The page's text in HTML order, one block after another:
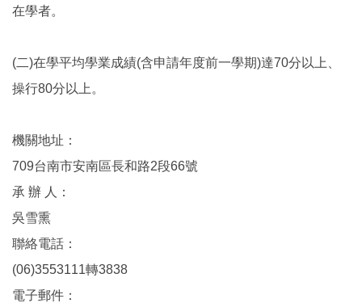
在學者。
(二)在學平均學業成績(含申請年度前一學期)達70分以上、
操行80分以上。
機關地址：
709台南市安南區長和路2段66號
承 辦 人：
吳雪熏
聯絡電話：
(06)3553111轉3838
電子郵件：